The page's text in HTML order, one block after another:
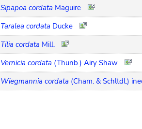
Sipapoa cordata Maguire
Taralea cordata Ducke
Tilia cordata Mill.
Vernicia cordata (Thunb.) Airy Shaw
Wiegmannia cordata (Cham. & Schltdl.)